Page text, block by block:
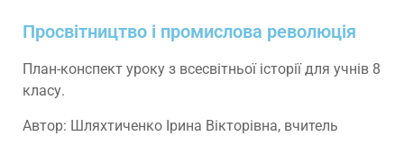
Просвітництво і промислова революція
План-конспект уроку з всесвітньої історії для учнів 8
класу.
Автор: Шляхтиченко Ірина Вікторівна, вчитель